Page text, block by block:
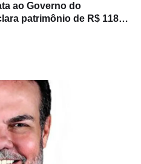
ao Governo do
patrimônio de R$ 118